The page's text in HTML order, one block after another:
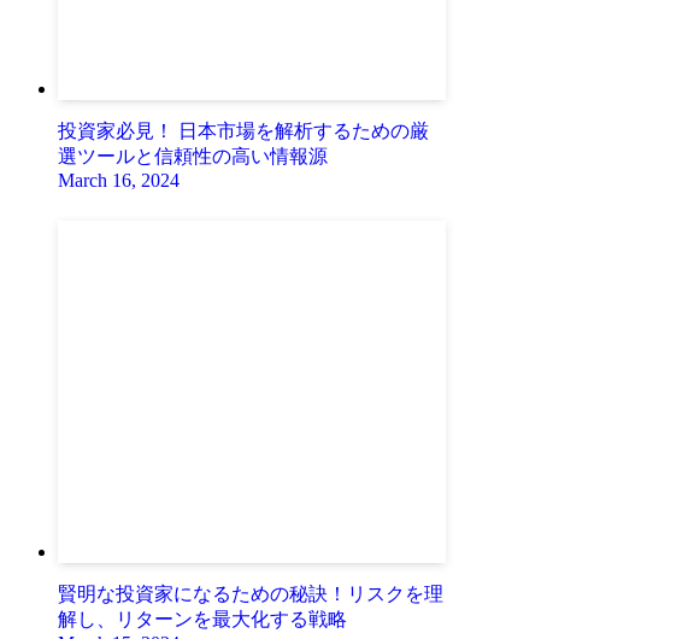
投資家必見！ 日本市場を解析するための厳
選ツールと信頼性の高い情報源
March 16, 2024
賢明な投資家になるための秘訣！リスクを理
解し、リターンを最大化する戦略